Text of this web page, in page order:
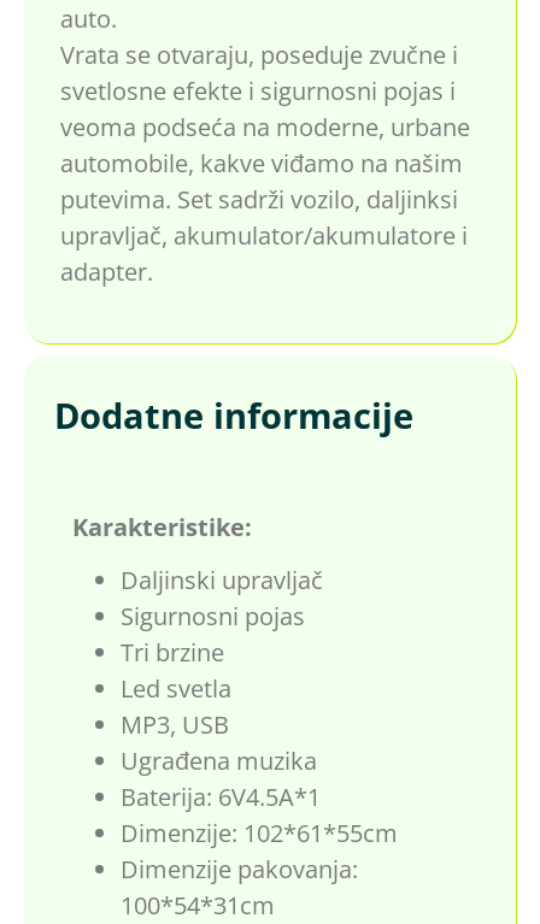
auto.
Vrata se otvaraju, poseduje zvučne i
svetlosne efekte i sigurnosni pojas i
veoma podseća na moderne, urbane
automobile, kakve viđamo na našim
putevima. Set sadrži vozilo, daljinksi
upravljač, akumulator/akumulatore i
adapter.
Dodatne informacije
Karakteristike:
Daljinski upravljač
Sigurnosni pojas
Tri brzine
Led svetla
MP3, USB
Ugrađena muzika
Baterija: 6V4.5A*1
Dimenzije: 102*61*55cm
Dimenzije pakovanja:
100*54*31cm